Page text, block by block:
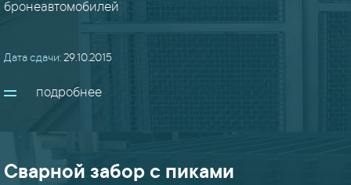
бронеавтомобилей
Дата сдачи:29.10.2015
подробнее
Сварной забор с пиками